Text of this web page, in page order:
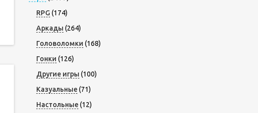
RPG (174)
Аркады (264)
Головоломки (168)
Гонки (126)
Другие игры (100)
Казуальные(71)
Настольные(12)